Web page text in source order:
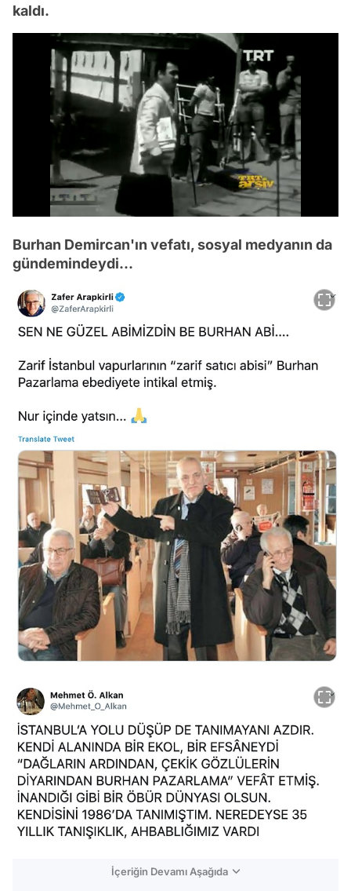
kaldı.
/
Burhan Demircan'ın vefatı, sosyal medyanın da
gündemindeydi...
İçeriğin Devamı Aşağıda